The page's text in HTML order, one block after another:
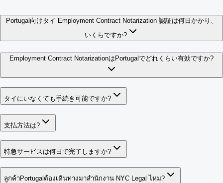
Portugal向けタイ Employment Contract Notarization 認証は何日かかり、
いくらですか?
Employment Contract NotarizationはPortugalでどれくらい有効ですか?
タイにいなくても手続き可能ですか?
支払方法は?
特急サービスは何日で完了しますか?
ลูกค้าPortugalต้องเดินทางมาสำนักงาน NYC Legal ไหม?